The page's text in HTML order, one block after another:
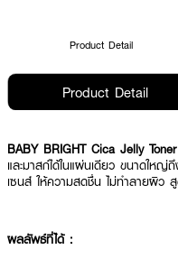
Product Detail
Product Detail
BABY BRIGHT Cica Jelly
และมาสก์ได้ในแผ่นเดียว ขนาดให
เซนส์ ให้ความสดชื่น ไม่ทำลายผิว
ผลลัพธ์ที่ได้ :